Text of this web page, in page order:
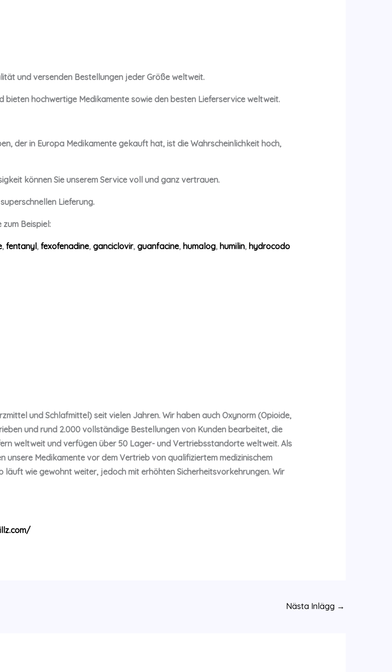
und versenden Bestellungen jeder Größe weltweit.
bieten hochwertige Medikamente sowie den besten Lieferservice weltweit.
der in Europa Medikamente gekauft hat, ist die Wahrscheinlichkeit hoch,
können Sie unserem Service voll und ganz vertrauen.
Lieferung.
Beispiel:
, fentanyl, fexofenadine, ganciclovir, guanfacine, humalog, humilin, hydrocodo
und Schlafmittel) seit vielen Jahren. Wir haben auch Oxynorm (Opioide,
und rund 2.000 vollständige Bestellungen von Kunden bearbeitet, die
weltweit und verfügen über 50 Lager- und Vertriebsstandorte weltweit. Als
unsere Medikamente vor dem Vertrieb von qualifiziertem medizinischem
wie gewohnt weiter, jedoch mit erhöhten Sicherheitsvorkehrungen. Wir
Nästa Inlägg →